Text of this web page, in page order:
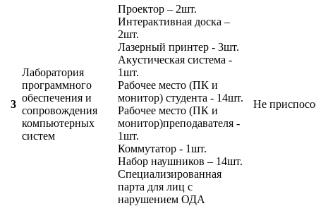
3
Лаборатория
программного
обеспечения и
сопровождения
компьютерных
систем
Проектор – 2шт.
Интерактивная доска –
2шт.
Лазерный принтер - 3шт.
Акустическая система -
1шт.
Рабочее место (ПК и
монитор) студента - 14шт.
Рабочее место (ПК и
монитор)преподавателя -
1шт.
Коммутатор - 1шт.
Набор наушников – 14шт.
Специализированная
парта для лиц с
нарушением ОДА
Не